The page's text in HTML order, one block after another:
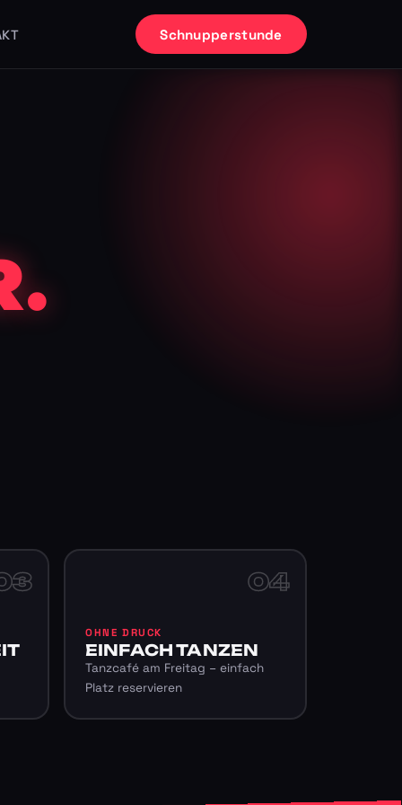
Schnupperstunde
04
OHNE DRUCK
EINFACH TANZEN
Tanzcafé am Freitag – einfach
Platz reservieren